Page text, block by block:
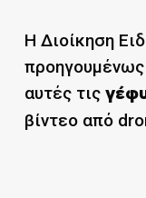
Η Διοίκηση
αυτές τις
βίντεο από